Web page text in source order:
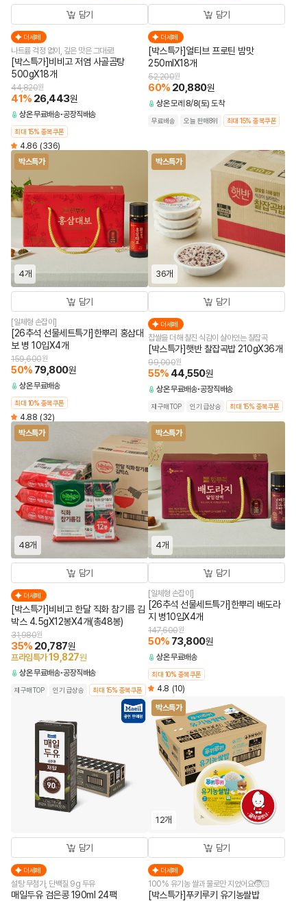
담기
더세페
나트륨 걱정 없이, 깊은 맛은 그대로!
[박스특가]비비고 저염 사골곰탕
500gX18개
44,820원
41% 26,443원
상온무료배송 공장직배송
최대 15% 중복쿠폰
4.86 (336)
담기
더세페
[박스특가]얼티브 프로틴 밤맛
250mlX18개
52,200원
60% 20,880원
상온모레 8/8(토) 도착
무료배송 오늘 판매8위 최대 15% 중복쿠폰
박스특가
4개
담기
[일체형 손잡이]
[26추석 선물세트특가]한뿌리 홍삼대
보 병 10입X4개
159,600원
50% 79,800원
상온무료배송
최대 10% 중복쿠폰
4.88 (32)
박스특가
36개
담기
더세페
찹쌀을 더해 찰진 식감이 살아있는 찰잡곡
[박스특가]햇반 찰잡곡밥 210gX36개
99,000원
55% 44,550원
상온무료배송 공장직배송
재구매TOP 인기 급상승 최대 15% 중복쿠폰
박스특가
48개
담기
더세페
[박스특가]비비고 한달 직화 참기름 김
박스 4.5gX12봉X4개(총48봉)
31,980원
35% 20,787원
프라임특가19,827원
상온무료배송 공장직배송
재구매TOP 인기 급상승 최대 15% 중복쿠폰
박스특가
4개
담기
[일체형 손잡이]
[26추석 선물세트특가]한뿌리 배도라
지 병10입X4개
147,600원
50% 73,800원
상온무료배송
최대 10% 중복쿠폰
4.8 (10)
담기
더세페
설탕 무첨가, 단백질 9g 두유
매일두유 검은콩 190ml 24팩
박스특가
12개
담기
더세페
100% 유기농 쌀과 물로만 지었어요🧒🏻
[박스특가]푸키루키 유기농쌀밥